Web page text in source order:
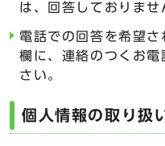
は、回答しておりませ
電話での回答を希望
欄に、連絡のつくお
さい。
個人情報の取り扱